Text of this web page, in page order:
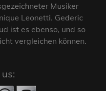
Musiker
Leonetti. Gederic
ist es ebenso, und so
vergleichen können.